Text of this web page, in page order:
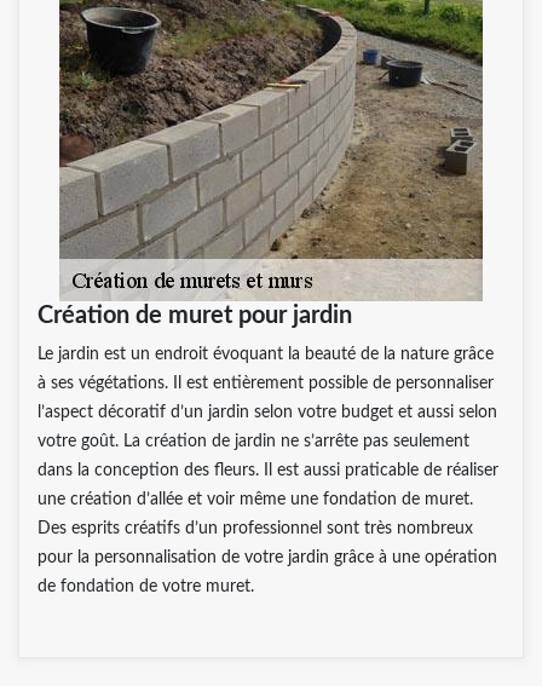
Création de muret pour jardin
Le jardin est un endroit évoquant la beauté de la nature grâce
à ses végétations. Il est entièrement possible de personnaliser
l’aspect décoratif d’un jardin selon votre budget et aussi selon
votre goût. La création de jardin ne s’arrête pas seulement
dans la conception des fleurs. Il est aussi praticable de réaliser
une création d’allée et voir même une fondation de muret.
Des esprits créatifs d’un professionnel sont très nombreux
pour la personnalisation de votre jardin grâce à une opération
de fondation de votre muret.